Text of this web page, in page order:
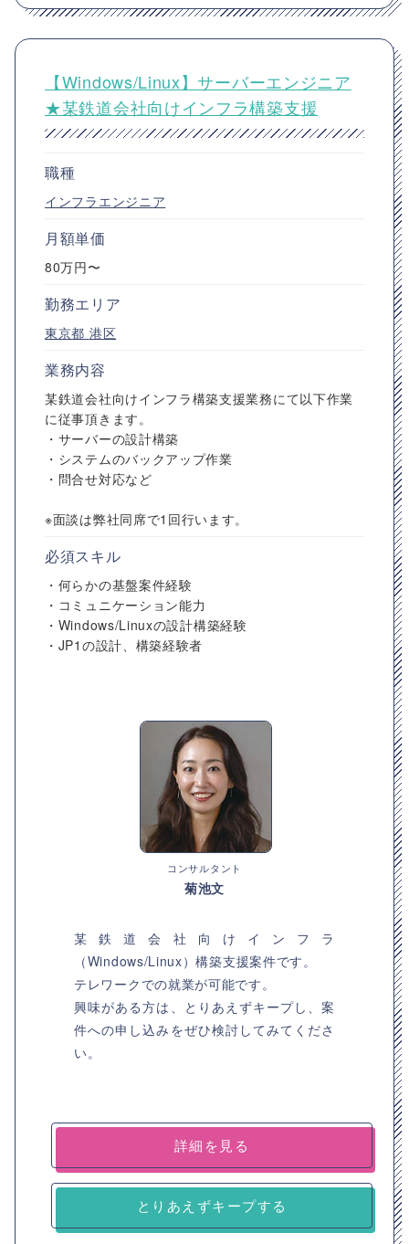
【Windows/Linux】サーバーエンジニア
★某鉄道会社向けインフラ構築支援
職種
インフラエンジニア
月額単価
80万円〜
勤務エリア
東京都 港区
業務内容
某鉄道会社向けインフラ構築支援業務にて以下作業
に従事頂きます。
・サーバーの設計構築
・システムのバックアップ作業
・問合せ対応など
※面談は弊社同席で1回行います。
必須スキル
・何らかの基盤案件経験
・コミュニケーション能力
・Windows/Linuxの設計構築経験
・JP1の設計、構築経験者
コンサルタント
菊池文
某鉄道会社向けインフラ
（Windows/Linux）構築支援案件です。
テレワークでの就業が可能です。
興味がある方は、とりあえずキープし、案
件への申し込みをぜひ検討してみてくださ
い。
詳細を見る
とりあえずキープする